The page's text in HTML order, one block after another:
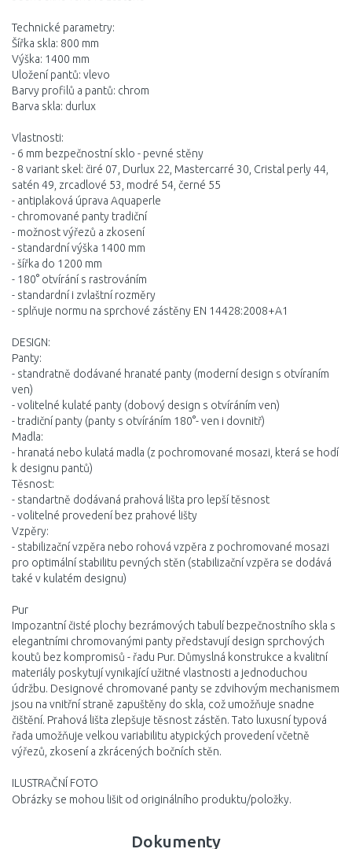
Technické parametry:
Šířka skla: 800 mm
Výška: 1400 mm
Uložení pantů: vlevo
Barvy profilů a pantů: chrom
Barva skla: durlux
Vlastnosti:
- 6 mm bezpečnostní sklo - pevné stěny
- 8 variant skel: čiré 07, Durlux 22, Mastercarré 30, Cristal perly 44,
satén 49, zrcadlové 53, modré 54, černé 55
- antiplaková úprava Aquaperle
- chromované panty tradiční
- možnost výřezů a zkosení
- standardní výška 1400 mm
- šířka do 1200 mm
- 180° otvírání s rastrováním
- standardní i zvlaštní rozměry
- splňuje normu na sprchové zástěny EN 14428:2008+A1
DESIGN:
Panty:
- standratně dodávané hranaté panty (moderní design s otvíraním
ven)
- volitelné kulaté panty (dobový design s otvíráním ven)
- tradiční panty (panty s otvíráním 180°- ven i dovnitř)
Madla:
- hranatá nebo kulatá madla (z pochromované mosazi, která se hodí
k designu pantů)
Těsnost:
- standartně dodávaná prahová lišta pro lepší těsnost
- volitelné provedení bez prahové lišty
Vzpěry:
- stabilizační vzpěra nebo rohová vzpěra z pochromované mosazi
pro optimální stabilitu pevných stěn (stabilizační vzpěra se dodává
také v kulatém designu)
Pur
Impozantní čisté plochy bezrámových tabulí bezpečnostního skla s
elegantními chromovanými panty představují design sprchových
koutů bez kompromisů - řadu Pur. Důmyslná konstrukce a kvalitní
materiály poskytují vynikající užitné vlastnosti a jednoduchou
údržbu. Designové chromované panty se zdvihovým mechanismem
jsou na vnitřní straně zapuštěny do skla, což umožňuje snadne
čištění. Prahová lišta zlepšuje těsnost zástěn. Tato luxusní typová
řada umožňuje velkou variabilitu atypických provedení včetně
výřezů, zkosení a zkrácených bočních stěn.
ILUSTRAČNÍ FOTO
Obrázky se mohou lišit od originálního produktu/položky.
Dokumenty